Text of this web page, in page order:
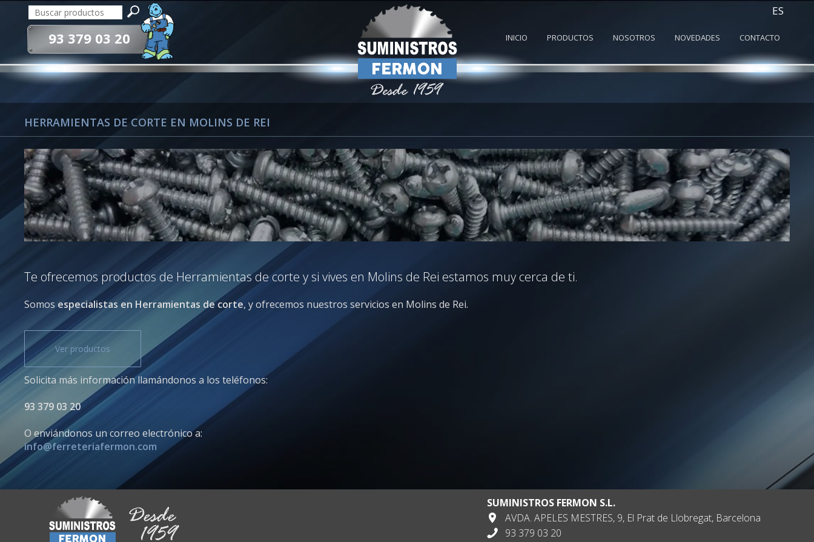
ES
93 379 03 20 INICIO PRODUCTOS NOSOTROS NOVEDADES CONTACTO
HERRAMIENTAS DE CORTE EN MOLINS DE REI
Te ofrecemos productos de Herramientas de corte y si vives en Molins de Rei estamos muy cerca de ti.
Somos especialistas en Herramientas de corte, y ofrecemos nuestros servicios en Molins de Rei.
Ver productos
Solicita más información llamándonos a los teléfonos:
93 379 03 20
O enviándonos un correo electrónico a:
info@ferreteriafermon.com
SUMINISTROS FERMON S.L.
AVDA. APELES MESTRES, 9, El Prat de Llobregat, Barcelona
93 379 03 20